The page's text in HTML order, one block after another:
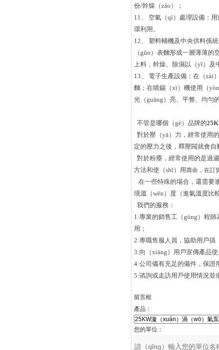
份/幹燥（zào）；
11、 空氣（qì）處理設備：
環利用。
12、 塑料輔機及中央供料係
（gǔn）表麵形成一層薄薄
上料，幹燥、除濕以（yǐ）及
13、 電子生產設備：在（zài
麵；在噴錫（xī）機使用（
光（guāng）亮、平整、均勻
不管是哪個（gè）品牌的
對於壓（yā）力，經常使用
定的壓力之後，釋壓閥就會自
對於粉塵，經常使用的是過
方法和使（shǐ）用壽命，在訂
在一些特殊的場合，還需要
境溫（wēn）度（進氣溫度比
我們的服務：
1:專業的銷售工（gōng）程
用；
2:專職售服人員，協助用戶搞
3:向（xiàng）用戶宣傳產品
4:公司備有充足的備件，保證
5:谘詢或走訪用戶使用情況並
留言框
產品：
您的單位：